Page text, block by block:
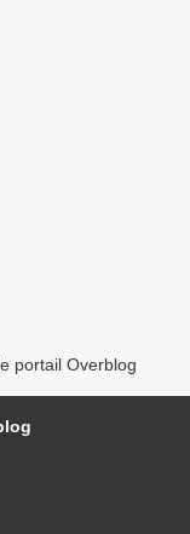
portail Overblog